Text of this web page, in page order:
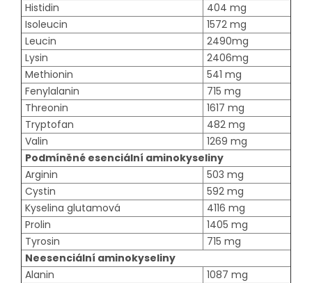
Histidin
404 mg
Isoleucin
1572 mg
Leucin
2490mg
Lysin
2406mg
Methionin
541 mg
Fenylalanin
715 mg
Threonin
1617 mg
Tryptofan
482 mg
Valin
1269 mg
Podmíněné esenciální aminokyseliny
Arginin
503 mg
Cystin
592 mg
Kyselina glutamová
4116 mg
Prolin
1405 mg
Tyrosin
715 mg
Neesenciální aminokyseliny
Alanin
1087 mg